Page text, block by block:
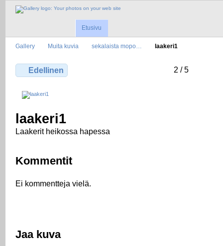
Etusivu
Gallery Muita kuvia sekalaista mopo… laakeri1
Edellinen 2 / 5
laakeri1
Laakerit heikossa hapessa
Kommentit
Ei kommentteja vielä.
Jaa kuva